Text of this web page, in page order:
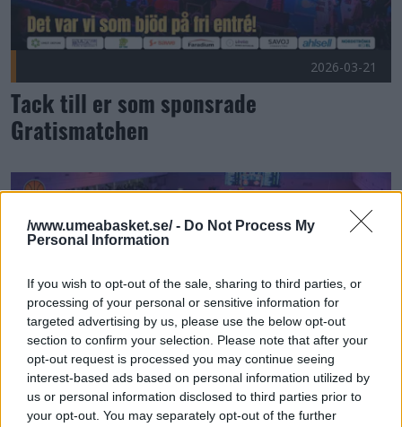
/www.umeabasket.se/ - Do Not Process My
Personal Information
If you wish to opt-out of the sale, sharing to third parties, or
processing of your personal or sensitive information for
targeted advertising by us, please use the below opt-out
section to confirm your selection. Please note that after your
opt-out request is processed you may continue seeing
interest-based ads based on personal information utilized by
us or personal information disclosed to third parties prior to
your opt-out. You may separately opt-out of the further
2026-03-21
Tack till er som sponsrade
Gratismatchen
NI kom - NI såg - NI segrade!! Publicerad 2026-03-19
2026-03-19